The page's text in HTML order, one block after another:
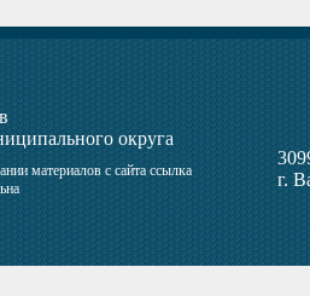
округа
материалов с сайта ссылка
г.